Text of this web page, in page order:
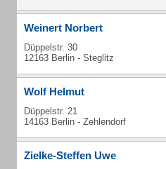
Weinert Norbert
Düppelstr. 30
12163 Berlin - Steglitz
Wolf Helmut
Düppelstr. 21
14163 Berlin - Zehlendorf
Zielke-Steffen Uwe